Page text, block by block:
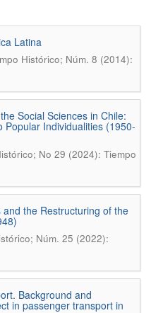
Latina
Histórico; Núm. 8 (2014):
Social Sciences in Chile:
Individualities (1950-
No 29 (2024): Tiempo
the Restructuring of the
Núm. 25 (2022):
Background and
in passenger transport in